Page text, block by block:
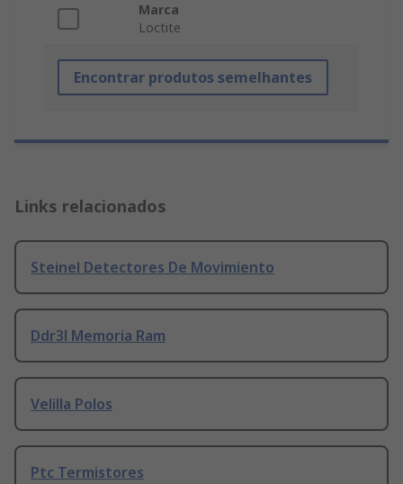
Marca
Loctite
Encontrar produtos semelhantes
Links relacionados
Steinel Detectores De Movimiento
Ddr3l Memoria Ram
Velilla Polos
Ptc Termistores